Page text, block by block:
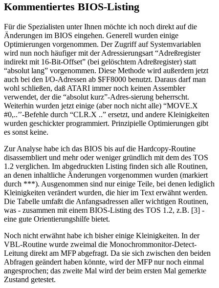
Kommentiertes BIOS-Listing
Für die Spezialisten unter Ihnen möchte ich noch direkt auf die
Änderungen im BIOS eingehen. Generell wurden einige
Optimierungen vorgenommen. Der Zugriff auf Systemvariablen
wird nun noch häufiger mit der Adressierungsart “Adreßregister
indirekt mit 16-Bit-Offset” (bei gelöschtem Adreßregister) statt
“absolut lang” vorgenommen. Diese Methode wird außerdem jetzt
auch bei den I/O-Adressen ab $FF8000 benutzt. Daraus darf man
wohl schließen, daß ATARI immer noch keinen Assembler
verwendet, der die “absolut kurz”-Adres-sierung beherrscht.
Weiterhin wurden jetzt einige (aber noch nicht alle) “MOVE.X
#0,..’’-Befehle durch “CLR.X ..” ersetzt, und andere Kleinigkeiten
wurden geschickter programmiert. Prinzipielle Optimierungen gibt
es sonst keine.
Zur Analyse habe ich das BIOS bis auf die Hardcopy-Routine
disassembliert und mehr oder weniger gründlich mit dem des TOS
1.2 verglichen. Im abgedruckten Listing finden sich alle Routinen,
an denen inhaltliche Änderungen vorgenommen wurden (markiert
durch ***). Ausgenommen sind nur einige Teile, bei denen lediglich
Kleinigkeiten verändert wurden, die hier im Text erwähnt werden.
Die Tabelle umfaßt die Anfangsadressen aller wichtigen Routinen,
was - zusammen mit einem BIOS-Listing des TOS 1.2, z.B. [3] -
eine gute Orientierungshilfe bietet.
Noch nicht erwähnt habe ich bisher einige Kleinigkeiten. In der
VBL-Routine wurde zweimal die Monochrommonitor-Detect-
Leitung direkt am MFP abgefragt. Da sie sich zwischen den beiden
Abfragen geändert haben könnte, wird der MFP nur noch einmal
angesprochen; das zweite Mal wird der beim ersten Mal gemerkte
Zustand getestet.